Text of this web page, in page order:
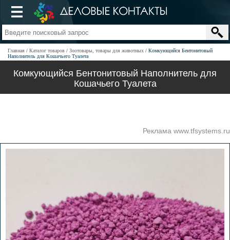
Главная Каталог товаров Зоотовары, товары для животных
Комкующийся Бентонитовый
Наполнитель для Кошачьего Туалета
Комкующийся Бентонитовый Наполнитель для
Кошачьего Туалета
Реклама www.tfsystems.ru